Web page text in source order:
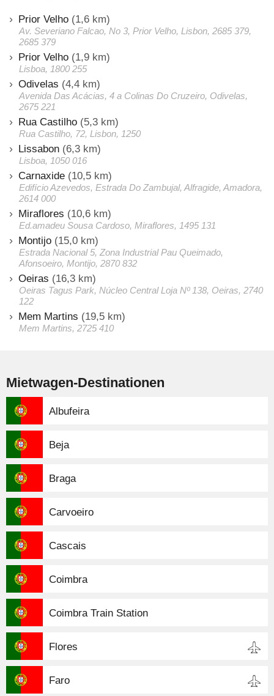
Prior Velho (1,6 km)
Av. Severiano Falcao, No 3, Prior Velho, Lisbon, 2685 379,
2685 379
Prior Velho (1,9 km)
Lisboa, 1800 255
Odivelas (4,4 km)
Avenida Das Acácias, 4 a Colinas Do Cruzeiro, Odivelas,
2675 221
Rua Castilho (5,3 km)
Rua Castilho, 72, Lisbon, 1250
Lissabon (6,3 km)
Lisboa, 1050 016
Carnaxide (10,5 km)
Edifício Azevedos, Estrada Do Zambujal, Alfragide, Amadora,
2614 000
Miraflores (10,6 km)
Ed.amadeu Sousa Cardoso, Miraflores, 1495 131
Montijo (15,0 km)
Estrada Nacional 5, Zona Industrial Pau Queimado,
Afonsoeiro, Montijo, 2870 832
Oeiras (16,3 km)
Oeiras Tagus Park, Núcleo Central Loja Nº 138, Oeiras, 2740
122
Mem Martins (19,5 km)
Mem Martins, 2725 410
Mietwagen-Destinationen
Albufeira
Beja
Braga
Carvoeiro
Cascais
Coimbra
Coimbra Train Station
Flores
Faro